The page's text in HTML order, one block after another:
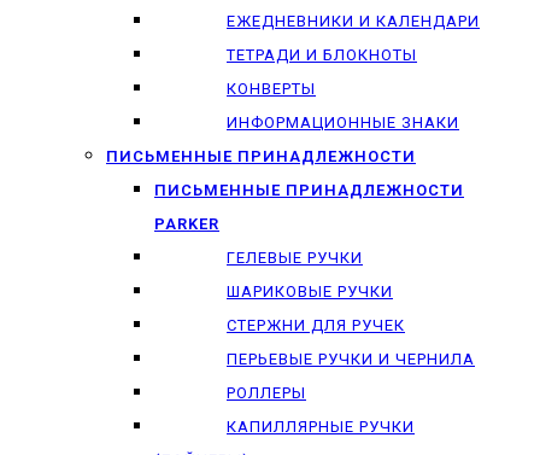
ЕЖЕДНЕВНИКИ И КАЛЕНДАРИ
ТЕТРАДИ И БЛОКНОТЫ
КОНВЕРТЫ
ИНФОРМАЦИОННЫЕ ЗНАКИ
ПИСЬМЕННЫЕ ПРИНАДЛЕЖНОСТИ
ПИСЬМЕННЫЕ ПРИНАДЛЕЖНОСТИ
PARKER
ГЕЛЕВЫЕ РУЧКИ
ШАРИКОВЫЕ РУЧКИ
СТЕРЖНИ ДЛЯ РУЧЕК
ПЕРЬЕВЫЕ РУЧКИ И ЧЕРНИЛА
РОЛЛЕРЫ
КАПИЛЛЯРНЫЕ РУЧКИ